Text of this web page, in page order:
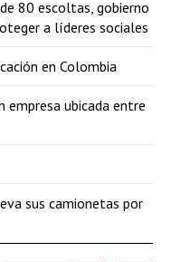
80 escoltas, gobierno
a líderes sociales
en Colombia
empresa ubicada entre
sus camionetas por